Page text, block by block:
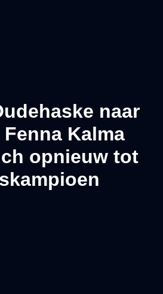
naar
Kalma
opnieuw tot